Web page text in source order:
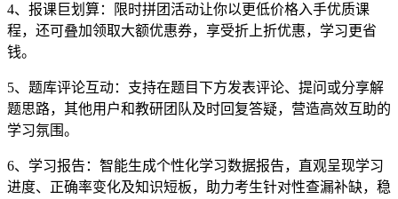
4、报课巨划算：限时拼团活动让你以更低价格入手优质课
程，还可叠加领取大额优惠券，享受折上折优惠，学习更省
钱。
5、题库评论互动：支持在题目下方发表评论、提问或分享解
题思路，其他用户和教研团队及时回复答疑，营造高效互助的
学习氛围。
6、学习报告：智能生成个性化学习数据报告，直观呈现学习
进度、正确率变化及知识短板，助力考生针对性查漏补缺，稳